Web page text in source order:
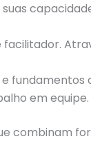
fundamentos
em equipe.
combinam